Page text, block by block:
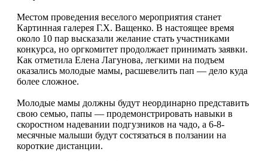
Местом проведения веселого мероприятия станет
Картинная галерея Г.Х. Ващенко. В настоящее время
около 10 пар высказали желание стать участниками
конкурса, но оргкомитет продолжает принимать заявки.
Как отметила Елена Лагунова, легкими на подъем
оказались молодые мамы, расшевелить пап — дело куда
более сложное.
Молодые мамы должны будут неординарно представить
свою семью, папы — продемонстрировать навыки в
скоростном надевании подгузников на чадо, а 6-8-
месячные малыши будут состязаться в ползании на
короткие дистанции.